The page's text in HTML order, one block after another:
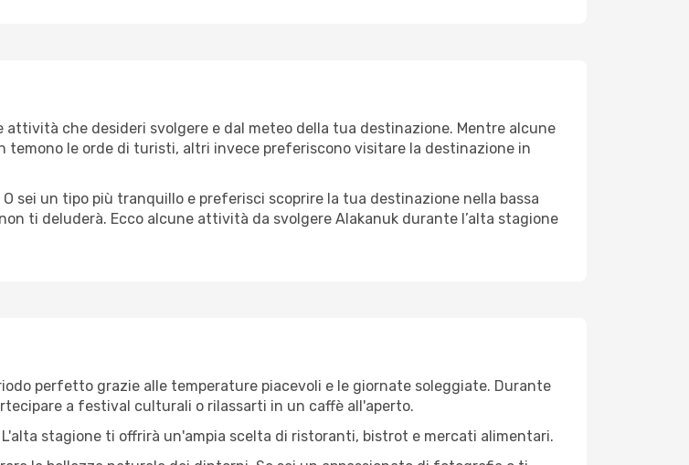
attività che desideri svolgere e dal meteo della tua destinazione. Mentre alcune
temono le orde di turisti, altri invece preferiscono visitare la destinazione in
sei un tipo più tranquillo e preferisci scoprire la tua destinazione nella bassa
ti deluderà. Ecco alcune attività da svolgere Alakanuk durante l’alta stagione
perfetto grazie alle temperature piacevoli e le giornate soleggiate. Durante
a festival culturali o rilassarti in un caffè all'aperto.
stagione ti offrirà un'ampia scelta di ristoranti, bistrot e mercati alimentari.